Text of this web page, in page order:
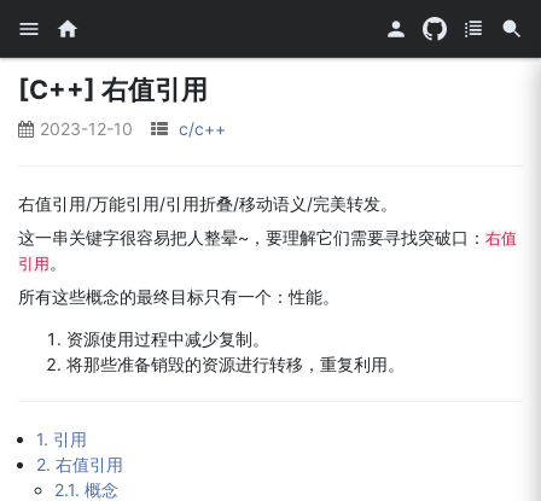
[C++] 右值引用
2023-12-10 c/c++
右值引用/万能引用/引用折叠/移动语义/完美转发。
这一串关键字很容易把人整晕~，要理解它们需要寻找突破口： 右值
引用 。
所有这些概念的最终目标只有一个：性能。
资源使用过程中减少复制。
将那些准备销毁的资源进行转移，重复利用。
1. 引用
2. 右值引用
2.1. 概念